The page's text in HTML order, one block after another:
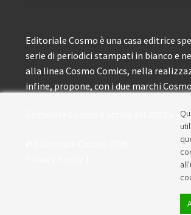
Editoriale Cosmo è una casa editrice
serie di periodici stampati in bianco e
alla linea Cosmo Comics, nella
infine, propone, con i due marchi
Editoriale Cosmo è attiva dal 2012 e